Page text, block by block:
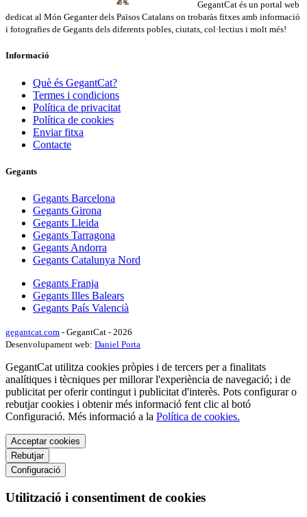
GegantCat és un portal web
dedicat al Món Geganter dels Països Catalans on trobaràs fitxes amb informació
i fotografies de Gegants dels diferents pobles, ciutats, col·lectius i molt més!
Informació
Què és GegantCat?
Termes i condicions
Política de privacitat
Política de cookies
Enviar fitxa
Contacte
Gegants
Gegants Barcelona
Gegants Girona
Gegants Lleida
Gegants Tarragona
Gegants Andorra
Gegants Catalunya Nord
Gegants Franja
Gegants Illes Balears
Gegants País Valencià
gegantcat.com - GegantCat - 2026
Desenvolupament web: Daniel Porta
GegantCat utilitza cookies pròpies i de tercers per a finalitats
analítiques i tècniques per millorar l'experiència de navegació; i de
publicitat per oferir contingut i publicitat d'interès. Pots configurar o
rebutjar cookies i obtenir més informació fent clic al botó
Configuració. Més informació a la Política de cookies.
Acceptar cookies
Rebutjar
Configuració
Utilització i consentiment de cookies